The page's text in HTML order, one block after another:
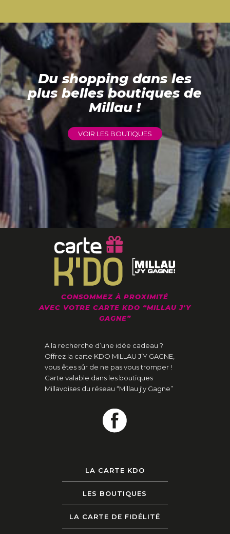
Du shopping dans les
plus belles boutiques de
Millau !
VOIR LES BOUTIQUES
CONSOMMEZ À PROXIMITÉ
AVEC VOTRE CARTE KDO “MILLAU J‘Y
GAGNE”
A la recherche d’une idée cadeau ?
Offrez la carte KDO MILLAU J’Y GAGNE,
vous êtes sûr de ne pas vous tromper !
Carte valable dans les boutiques
Millavoises du réseau “Millau j‘y Gagne”
LA CARTE KDO
LES BOUTIQUES
LA CARTE DE FIDÉLITÉ